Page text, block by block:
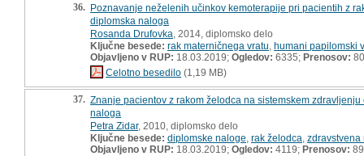
36. Poznavanje neželenih učinkov kemoterapije pri pacientih z
diplomska naloga
Rosanda Drufovka , 2014, diplomsko delo
Ključne besede: rak materničnega vratu humani papilomski
Objavljeno v RUP: 18.03.2019; Ogledov: 6335; Prenosov: 80
Celotno besedilo (1,19 MB)
37. Znanje pacientov z rakom želodca na sistemskem
naloga
Petra Zidar, 2010, diplomsko delo
Ključne besede: diplomske naloge rak želodca zdravstvena
Objavljeno v RUP: 18.03.2019; Ogledov: 4119; Prenosov: 89